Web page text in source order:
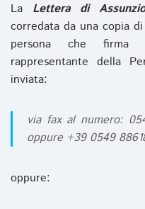
La Lettera di
corredata da una copia
persona che firma
rappresentante della
inviata:
via fax al numero:
oppure +39 0549
oppure: